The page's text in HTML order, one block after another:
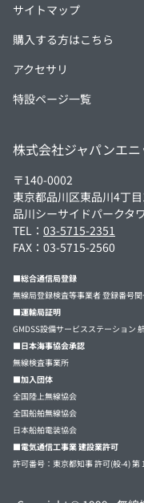
サイトマップ
購入する方はこちら
アクセサリ
特設ページ一覧
株式会社ジャパンエ
〒140-0002
東京都品川区東品川4丁
品川シーサイドパークタ
TEL： 03-5715-2351
FAX：03-5715-2560
■総合通信局登録
無線局登録検査等事業者 登録番号
■運輸局証明
GMDSS設備サービスステーション
■日本海事協会承認
無線検査事業所
■加入団体
全国陸上無線協会
全国船舶無線協会
日本船舶電装協会
■電気通信工事業 建設業許可
許可番号：東京都知事 許可(般-4)